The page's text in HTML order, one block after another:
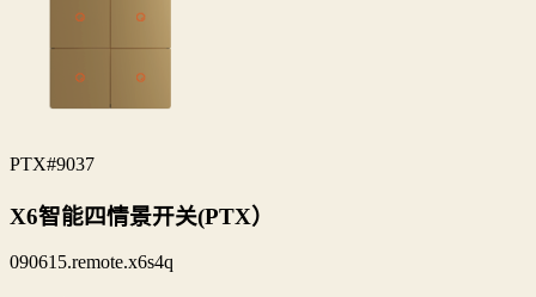
PTX#9037
X6智能四情景开关(PTX）
090615.remote.x6s4q